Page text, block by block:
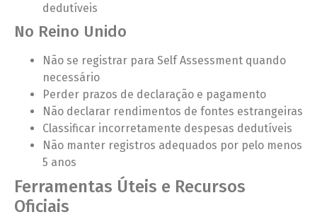
dedutíveis
No Reino Unido
Não se registrar para Self Assessment quando
necessário
Perder prazos de declaração e pagamento
Não declarar rendimentos de fontes estrangeiras
Classificar incorretamente despesas dedutíveis
Não manter registros adequados por pelo menos
5 anos
Ferramentas Úteis e Recursos
Oficiais